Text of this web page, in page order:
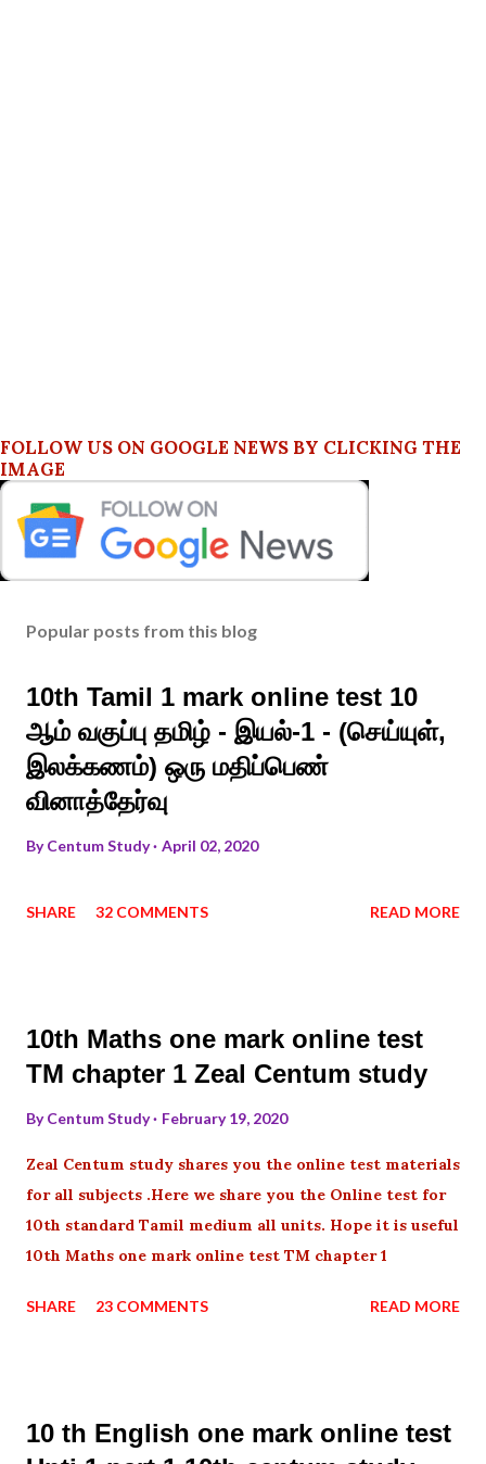
FOLLOW US ON GOOGLE NEWS BY CLICKING THE
IMAGE
Popular posts from this blog
10th Tamil 1 mark online test 10
ஆம் வகுப்பு தமிழ் - இயல்-1 - (செய்யுள்,
இலக்கணம்) ஒரு மதிப்பெண்
வினாத்தேர்வு
ByCentum Study April 02, 2020
SHARE 32 COMMENTS READ MORE
10th Maths one mark online test
TM chapter 1 Zeal Centum study
ByCentum Study February 19, 2020
Zeal Centum study shares you the online test materials
for all subjects .Here we share you the Online test for
10th standard Tamil medium all units. Hope it is useful
10th Maths one mark online test TM chapter 1
SHARE 23 COMMENTS READ MORE
10 th English one mark online test